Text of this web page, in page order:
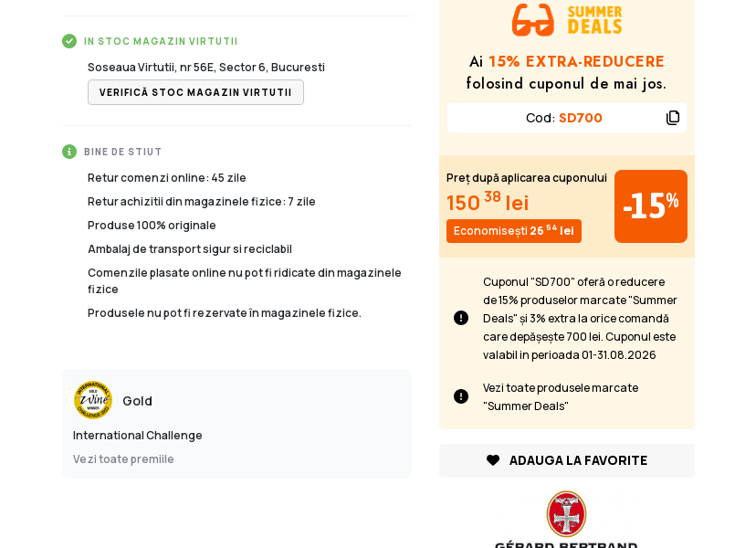
IN STOC MAGAZIN VIRTUTII
Soseaua Virtutii, nr 56E, Sector 6, Bucuresti
VERIFICĂ STOC MAGAZIN VIRTUTII
BINE DE STIUT
Retur comenzi online: 45 zile
Retur achizitii din magazinele fizice: 7 zile
Produse 100% originale
Ambalaj de transport sigur si reciclabil
Comenzile plasate online nu pot fi ridicate din magazinele
fizice
Produsele nu pot fi rezervate în magazinele fizice.
Gold
International Challenge
Vezi toate premiile
Ai 15% EXTRA-REDUCERE
folosind cuponul de mai jos.
Cod: SD700
Preț după aplicarea cuponului
150 38 lei
Economisești 26 54 lei
-15%
Cuponul "SD700" oferă o reducere
de 15% produselor marcate "Summer
Deals" și 3% extra la orice comandă
care depășește 700 lei. Cuponul este
valabil in perioada 01-31.08.2026
Vezi toate produsele marcate
"Summer Deals"
ADAUGA LA FAVORITE